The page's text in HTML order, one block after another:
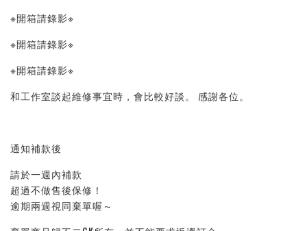
※開箱請錄影※
※開箱請錄影※
※開箱請錄影※
和工作室談起維修事宜時，會比較好談。 感謝各位。
通知補款後
請於一週內補款
超過不做售後保修！
逾期兩週視同棄單喔～